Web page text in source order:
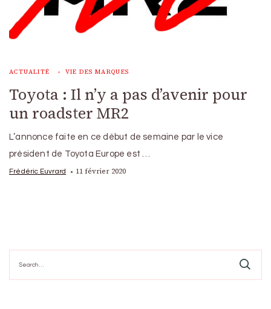
ACTUALITÉ VIE DES MARQUES
Toyota : Il n’y a pas d’avenir pour
un roadster MR2
L’annonce faite en ce début de semaine par le vice
président de Toyota Europe est …
Frédéric Euvrard 11 février 2020
for: